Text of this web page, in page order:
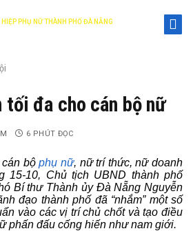
HIỆP PHỤ NỮ THÀNH PHỐ ĐÀ NẴNG
DANANG WOMEN'S UNION
đa cho cán bộ nữ
6 PHÚT ĐỌC
cán bộphụ nữ, nữ trí thức, nữ doanh
15-10, Chủ tịch UBND thành phố
Bí thư Thành ủy Đà Nẵng Nguyễn
đạo thành phố đã “nhắm” một số
vào các vị trí chủ chốt và tạo điều
phấn đấu cống hiến như nam giới.